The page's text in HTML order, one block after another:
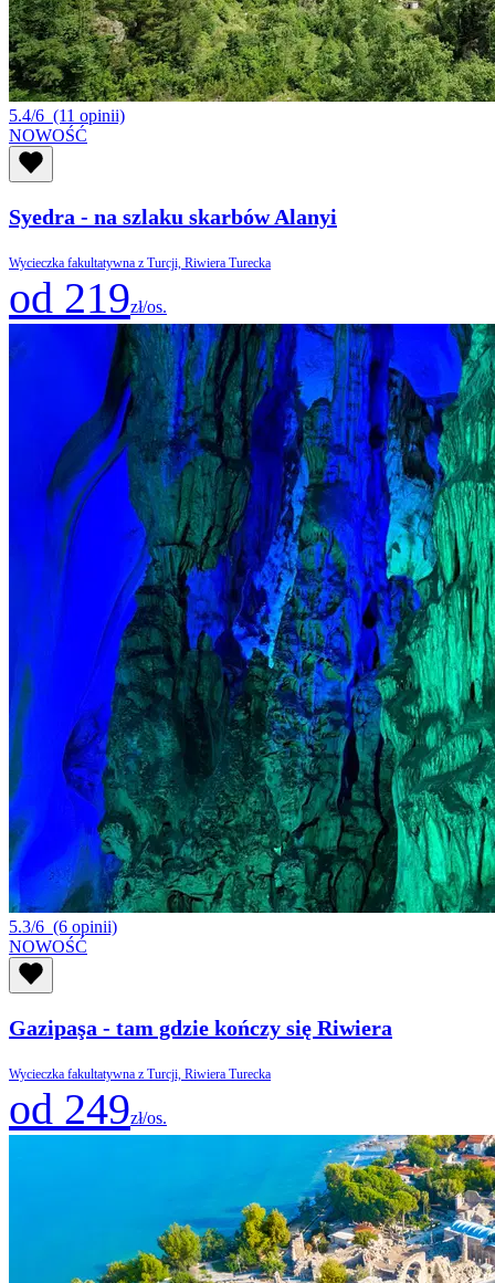
5.4/6 (11 opinii)
NOWOŚĆ
Syedra - na szlaku skarbów Alanyi
Wycieczka fakultatywna z Turcji, Riwiera Turecka
od 219zł/os.
5.3/6 (6 opinii)
NOWOŚĆ
Gazipaşa - tam gdzie kończy się Riwiera
Wycieczka fakultatywna z Turcji, Riwiera Turecka
od 249zł/os.